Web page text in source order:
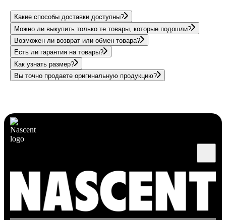
Какие способы доставки доступны?
Можно ли выкупить только те товары, которые подошли?
Возможен ли возврат или обмен товара?
Есть ли гарантия на товары?
Как узнать размер?
Вы точно продаете оригинальную продукцию?